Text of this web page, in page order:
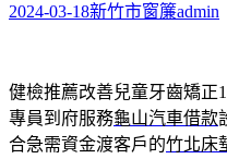
2024-03-18新竹市窗簾admin
健檢推薦改善兒童牙齒矯正
專員到府服務龜山汽車借款
合急需資金渡客戶的竹北床